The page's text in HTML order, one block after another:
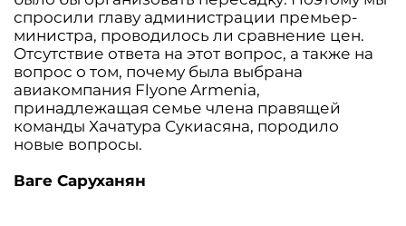
спросили главу администрации премьер-
министра, проводилось ли сравнение цен.
Отсутствие ответа на этот вопрос, а также на
вопрос о том, почему была выбрана
авиакомпания Flyоne Armenia,
принадлежащая семье члена правящей
команды Хачатура Сукиасяна, породило
новые вопросы.
Ваге Саруханян